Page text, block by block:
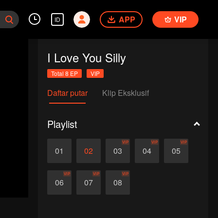
ID APP VIP
I Love You Silly
Total 8 EP VIP
Daftar putar Klip Eksklusif
Playlist
01 02 03
VIP
04
VIP
05
VIP
06
VIP
07
VIP
08
VIP